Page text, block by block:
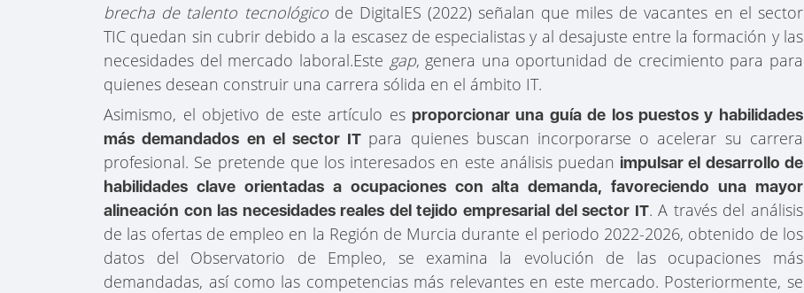
brecha de talento tecnológicode DigitalES (2022) señalan que miles de vacantes en el sector
TIC quedan sin cubrir debido a la escasez de especialistas y al desajuste entre la formación y las
necesidades del mercado laboral.Este gap, genera una oportunidad de crecimiento para para
quienes desean construir una carrera sólida en el ámbito IT.
Asimismo, el objetivo de este artículo es proporcionar una guía de los puestos y habilidades
más demandados en el sector IT para quienes buscan incorporarse o acelerar su carrera
profesional. Se pretende que los interesados en este análisis puedan impulsar el desarrollo de
habilidades clave orientadas a ocupaciones con alta demanda, favoreciendo una mayor
alineación con las necesidades reales del tejido empresarial del sector IT. A través del análisis
de las ofertas de empleo en la Región de Murcia durante el periodo 2022-2026, obtenido de los
datos del Observatorio de Empleo, se examina la evolución de las ocupaciones más
demandadas, así como las competencias más relevantes en este mercado. Posteriormente, se